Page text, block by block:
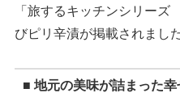
「旅するキッチンシリー
びピリ辛漬が掲載されました
■ 地元の美味が詰まった